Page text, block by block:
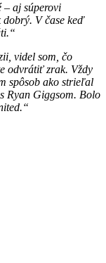
– aj súperovi
V čase keď
videl som, čo
odvrátiť zrak. Vždy
spôsob ako strieľal
Ryan Giggsom. Bolo